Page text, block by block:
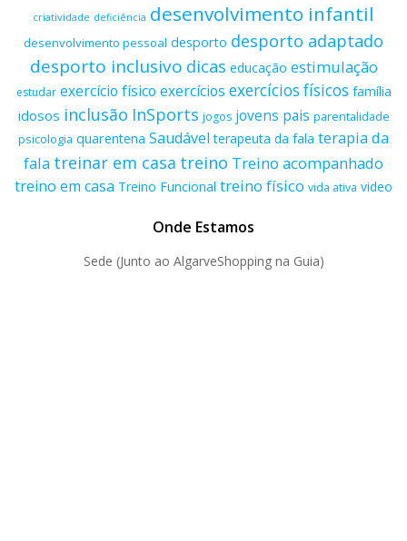
criatividade deficiência desenvolvimento infantil
desenvolvimento pessoal desporto desporto adaptado
desporto inclusivo dicas educação estimulação
estudar exercício físico exercícios exercícios físicos família
idosos inclusão InSports jogos jovens pais parentalidade
psicologia quarentena Saudável terapeuta da fala terapia da
fala treinar em casa treino Treino acompanhado
treino em casa Treino Funcional treino físico vida ativa video
Onde Estamos
Sede (Junto ao AlgarveShopping na Guia)